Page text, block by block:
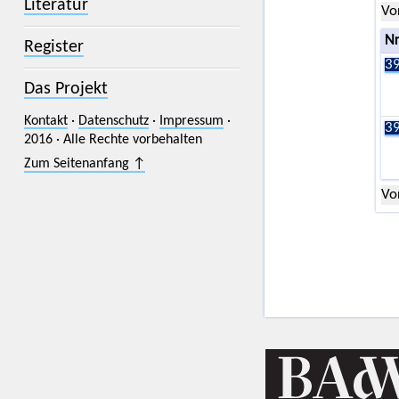
Literatur
Register
Das Projekt
Kontakt· Datenschutz· Impressum ·
2016 · Alle Rechte vorbehalten
Zum Seitenanfang ↑